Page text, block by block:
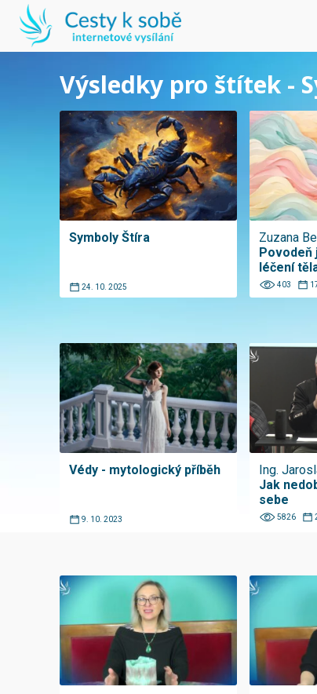
Výsledky pro štítek -
Symboly Štíra
24. 10. 2025
Zuzana
Povodeň
léčení
403
Védy - mytologický příběh
9. 10. 2023
Ing.
Jak
sebe
5826